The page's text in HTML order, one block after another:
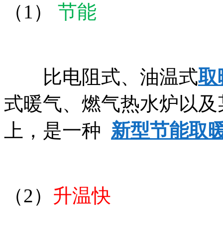
（1） 节能
比电阻式、油温式取
式暖气、燃气热水炉以
上，是一种 新型节能取
（2） 升温快